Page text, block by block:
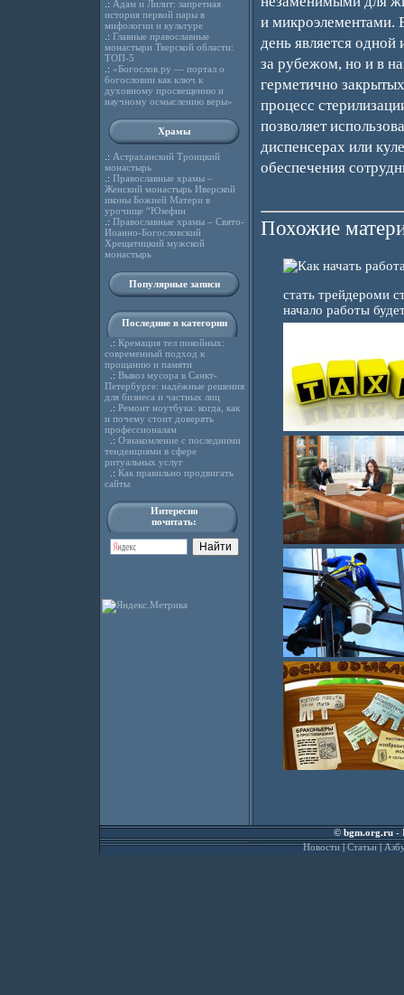
.: Адам и Лилит: запретная
история первой пары в
мифологии и культуре
.: Главные православные
монастыри Тверской области:
ТОП-5
.: «Богослов.ру — портал о
богословии как ключ к
духовному просвещению и
научному осмыслению веры»
Храмы
.: Астраханский Троицкий
монастырь
.: Православные храмы –
Женский монастырь Иверской
иконы Божией Матери в
урочище “Юзефин
.: Православные храмы – Свято-
Иоанно-Богословский
Хрещатицкий мужской
монастырь
Популярные записи
Последние в категории
.: Кремация тел покойных:
современный подход к
прощанию и памяти
.: Вывоз мусора в Санкт-
Петербурге: надёжные решения
для бизнеса и частных лиц
.: Ремонт ноутбука: когда, как
и почему стоит доверять
профессионалам
.: Ознакомление с последними
тенденциями в сфере
ритуальных услуг
.: Как правильно продвигать
сайты
Интересно
почитать:
и микроэлементами.
день является
за рубежом, но и в
герметично
процесс
позволяет
диспенсерах или
обеспечения
Похожие
стать трейдероми
начало работы
©bgm.org.ru-
Новости|Статьи|